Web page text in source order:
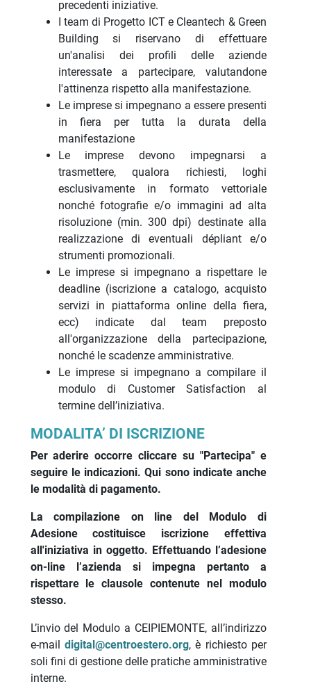
precedenti iniziative.
I team di Progetto ICT e Cleantech & Green
Building si riservano di effettuare
un'analisi dei profili delle aziende
interessate a partecipare, valutandone
l'attinenza rispetto alla manifestazione.
Le imprese si impegnano a essere presenti
in fiera per tutta la durata della
manifestazione
Le imprese devono impegnarsi a
trasmettere, qualora richiesti, loghi
esclusivamente in formato vettoriale
nonché fotografie e/o immagini ad alta
risoluzione (min. 300 dpi) destinate alla
realizzazione di eventuali dépliant e/o
strumenti promozionali.
Le imprese si impegnano a rispettare le
deadline (iscrizione a catalogo, acquisto
servizi in piattaforma online della fiera,
ecc) indicate dal team preposto
all'organizzazione della partecipazione,
nonché le scadenze amministrative.
Le imprese si impegnano a compilare il
modulo di Customer Satisfaction al
termine dell’iniziativa.
MODALITA’ DI ISCRIZIONE
Per aderire occorre cliccare su "Partecipa" e
seguire le indicazioni. Qui sono indicate anche
le modalità di pagamento.
La compilazione on line del Modulo di
Adesione costituisce iscrizione effettiva
all'iniziativa in oggetto. Effettuando l’adesione
on-line l’azienda si impegna pertanto a
rispettare le clausole contenute nel modulo
stesso.
L’invio del Modulo a CEIPIEMONTE, all’indirizzo
e-mail digital@centroestero.org, è richiesto per
soli fini di gestione delle pratiche amministrative
interne.